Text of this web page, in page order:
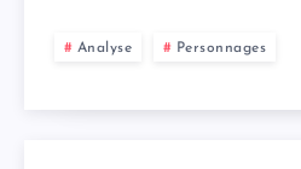
Analyse Personnages